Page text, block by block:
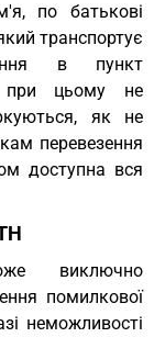
по батькові
транспортує
в пункт
при цьому не
як не
перевезення
доступна вся
виключно
помилкової
неможливості